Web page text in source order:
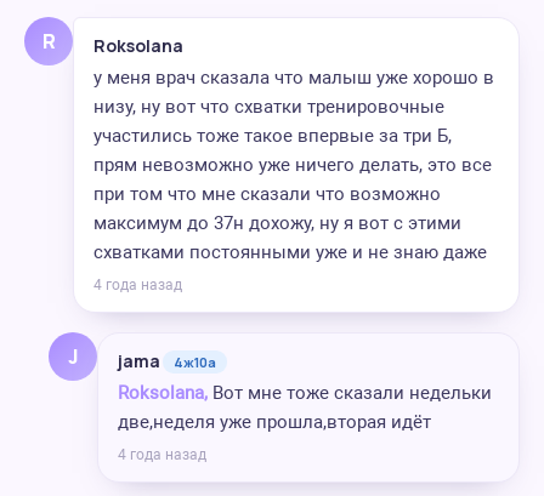
R Roksolana
у меня врач сказала что малыш уже хорошо в
низу, ну вот что схватки тренировочные
участились тоже такое впервые за три Б,
прям невозможно уже ничего делать, это все
при том что мне сказали что возможно
максимум до 37н дохожу, ну я вот с этими
схватками постоянными уже и не знаю даже
4 года назад
J jama 4ж10а
Roksolana, Вот мне тоже сказали недельки
две,неделя уже прошла,вторая идёт
4 года назад